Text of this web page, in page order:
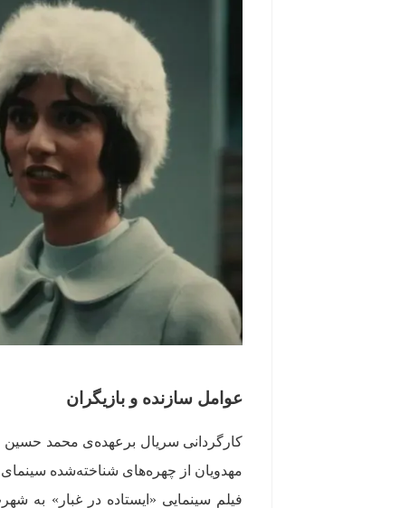
عوامل سازنده و بازیگران
کارگردانی سریال برعهده‌ی محمد حسین
مهدویان از چهره‌های شناخته‌شده
فیلم سینمایی «ایستاده در غبار» به